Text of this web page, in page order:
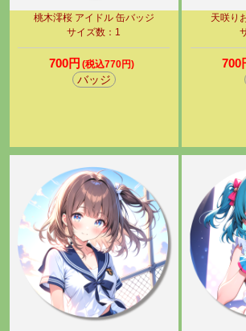
桃木澪桜 アイドル 缶バッジ
サイズ数：1
700円 (税込770円)
バッジ
天咲り
700